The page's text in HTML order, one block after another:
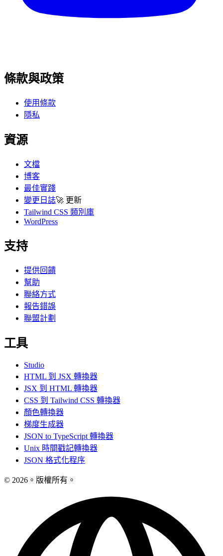
條款與政策
使用條款
隱私
資源
文檔
博客
最佳實踐
變更日誌🚀 更新
Tailwind CSS 類別庫
WordPress
支持
提供回饋
幫助
聯絡方式
報告錯誤
聯盟計劃
工具
Studio
HTML 到 JSX 轉換器
JSX 到 HTML 轉換器
CSS 到 Tailwind CSS 轉換器
顏色轉換器
梯度生成器
JSON to TypeScript 轉換器
Unix 時間戳記轉換器
JSON 格式化程序
© 2026。版權所有。